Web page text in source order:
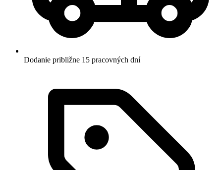
Dodanie približne 15 pracovných dní